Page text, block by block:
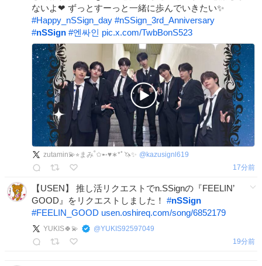
ないよ❤ ずっとすーっと一緒に歩んでいきたい✨
#Happy_nSSign_day #nSSign_3rd_Anniversary
#nSSign #엔싸인 pic.x.com/TwbBonS523
zutamin💫⭐︎まみ˚✩➸♥︎∗*ﾟ🦄✨ @ kazusignl619
17分前
【USEN】 推し活リクエストでn.SSignの『FEELIN’
GOOD』をリクエストしました！ #nSSign
#FEELIN_GOOD usen.oshireq.com/song/6852179
YUKIS🍀💫 @YUKIS92597049
20分前